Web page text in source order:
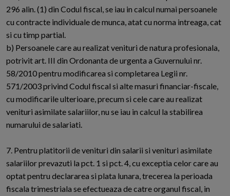
296 alin. (1) din Codul fiscal, se iau in calcul numai persoanele
cu contracte individuale de munca, atat cu norma intreaga, cat
si cu timp partial.
b) Persoanele care au realizat venituri de natura profesionala,
potrivit art. III din Ordonanta de urgenta a Guvernului nr.
58/2010 pentru modificarea si completarea Legii nr.
571/2003 privind Codul fiscal si alte masuri financiar-fiscale,
cu modificarile ulterioare, precum si cele care au realizat
venituri asimilate salariilor, nu se iau in calcul la stabilirea
numarului de salariati.
7. Pentru platitorii de venituri din salarii si venituri asimilate
salariilor prevazuti la pct. 1 si pct. 4, cu exceptia celor care au
optat pentru declararea si plata lunara, trecerea la perioada
fiscala trimestriala se efectueaza de catre organul fiscal, in